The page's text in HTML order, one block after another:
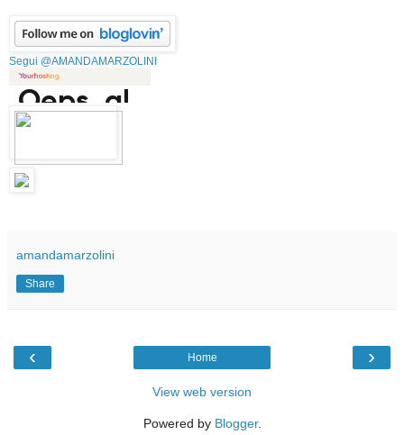
Segui @AMANDAMARZOLINI
amandamarzolini
Share
‹ ›
Home
View web version
Powered by Blogger.